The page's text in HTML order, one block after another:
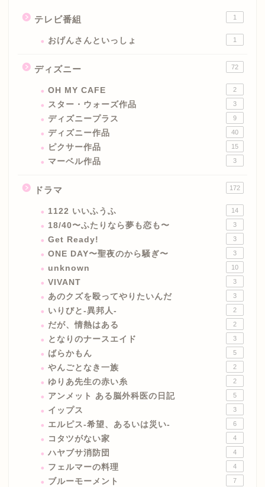
テレビ番組 1
おげんさんといっしょ 1
ディズニー 72
OH MY CAFE 2
スター・ウォーズ作品 3
ディズニープラス 9
ディズニー作品 40
ピクサー作品 15
マーベル作品 3
ドラマ 172
1122 いいふうふ 14
18/40〜ふたりなら夢も恋も〜 3
Get Ready! 3
ONE DAY〜聖夜のから騒ぎ〜 3
unknown 10
VIVANT 3
あのクズを殴ってやりたいんだ 3
いりびと-異邦人- 2
だが、情熱はある 2
となりのナースエイド 3
ばらかもん 5
やんごとなき一族 2
ゆりあ先生の赤い糸 2
アンメット ある脳外科医の日記 5
イップス 3
エルピス-希望、あるいは災い- 6
コタツがない家 4
ハヤブサ消防団 4
フェルマーの料理 4
ブルーモーメント 7